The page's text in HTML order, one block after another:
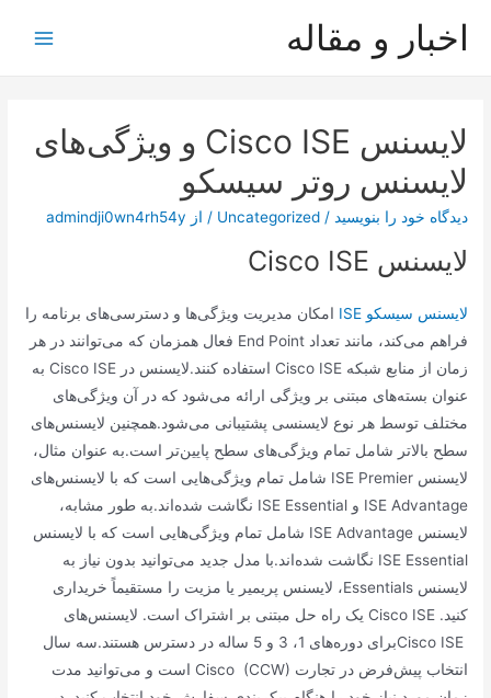
اخبار و مقاله
لایسنس Cisco ISE و ویژگی‌های
لایسنس روتر سیسکو
دیدگاه‌ خود را بنویسید /
Uncategorized / از admindji0wn4rh54y
لایسنس Cisco ISE
لایسنس سیسکو ISE
امکان مدیریت ویژگی‌ها و دسترسی‌های برنامه را
فراهم می‌کند، مانند تعداد End Point فعال همزمان که می‌توانند در هر
زمان از منابع شبکه Cisco ISE استفاده کنند.لایسنس در Cisco ISE به
عنوان بسته‌های مبتنی بر ویژگی ارائه می‌شود که در آن ویژگی‌های
مختلف توسط هر نوع لایسنسی پشتیبانی می‌شود.همچنین لایسنس‌های
سطح بالاتر شامل تمام ویژگی‌های سطح پایین‌تر است.به عنوان مثال،
لایسنس ISE Premier شامل تمام ویژگی‌هایی است که با لایسنس‌های
ISE Advantage و ISE Essential نگاشت شده‌اند.به طور مشابه،
لایسنس ISE Advantage شامل تمام ویژگی‌هایی است که با لایسنس
ISE Essential نگاشت شده‌اند.با مدل جدید می‌توانید بدون نیاز به
لایسنس Essentials، لایسنس پریمیر یا مزیت را مستقیماً خریداری
کنید. Cisco ISE یک راه حل مبتنی بر اشتراک است. لایسنس‌های
Cisco ISEبرای دوره‌های 1، 3 و 5 ساله در دسترس هستند.سه سال
انتخاب پیش‌فرض در تجارت Cisco (CCW) است و می‌توانید مدت